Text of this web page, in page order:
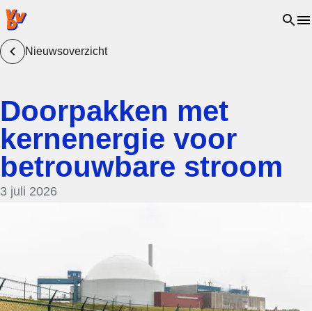
VVD.nl - Ga naar de homepage Open
Nieuwsoverzicht
Doorpakken met
kernenergie voor
betrouwbare stroom
3 juli 2026